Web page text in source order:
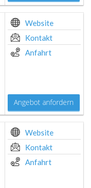
Website
Kontakt
Anfahrt
Angebot anfordern
Website
Kontakt
Anfahrt